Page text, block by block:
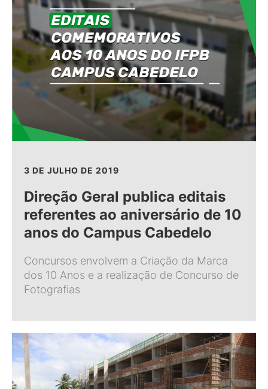
3 DE JULHO DE 2019
Direção Geral publica editais
referentes ao aniversário de 10
anos do Campus Cabedelo
Concursos envolvem a Criação da Marca
dos 10 Anos e a realização de Concurso de
Fotografias